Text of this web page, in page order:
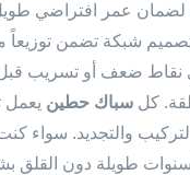
لضمان عمر افتراضي
شبكة تضمن توزيعاً
نقاط ضعف أو تسريب قبل
كلسباك حطين
والتجديد. سواء كنت
طويلة دون القلق